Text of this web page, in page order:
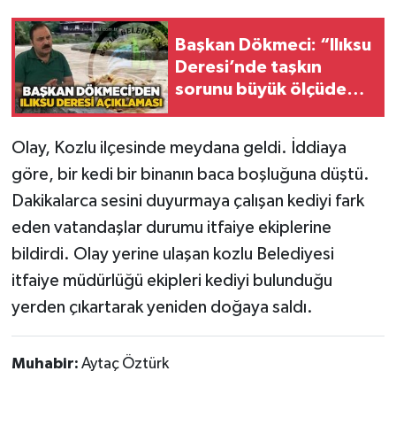
Başkan Dökmeci: “Ilıksu
Deresi’nde taşkın
sorunu büyük ölçüde
Olay, Kozlu ilçesinde meydana geldi. İddiaya
göre, bir kedi bir binanın baca boşluğuna düştü.
Dakikalarca sesini duyurmaya çalışan kediyi fark
eden vatandaşlar durumu itfaiye ekiplerine
bildirdi. Olay yerine ulaşan kozlu Belediyesi
itfaiye müdürlüğü ekipleri kediyi bulunduğu
yerden çıkartarak yeniden doğaya saldı.
Muhabir: Aytaç Öztürk
Genel
Gökçebey
İş ilanı
Kilimli
Kültür - Sanat
MAGAZİN
Politika